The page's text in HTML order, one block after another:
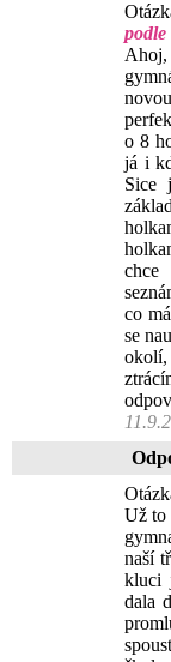
podle
o 8
já i
Sice
chce
co
se
Už to
naší
kluci
dala